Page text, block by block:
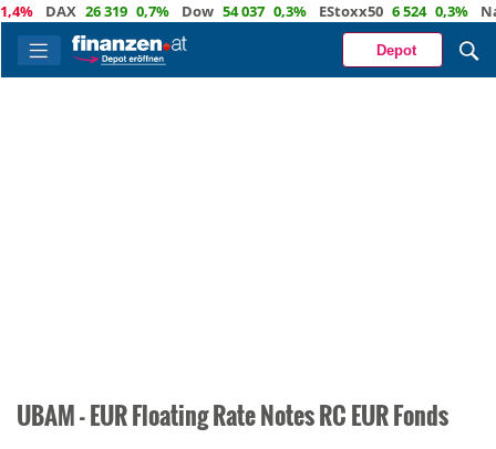
DAX 26 319 0,7% Dow 54 037 0,3% EStoxx50 6 524 0,3%
Depot
UBAM - EUR Floating Rate Notes RC EUR Fonds